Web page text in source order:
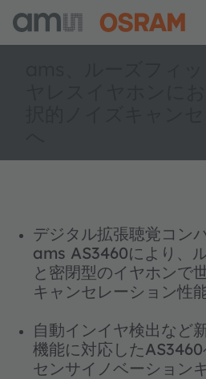
デジタル拡張聴覚コン
ams AS3460により、
と密閉型のイヤホンで
キャンセレーション性
自動インイヤ検出など
機能に対応した
センサイノベーション